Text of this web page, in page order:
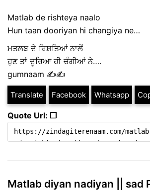
Matlab de rishteya naalo
Hun taan dooriyan hi changiya ne…
ਮਤਲਬ ਦੇ ਰਿਸ਼ਤਿਆਂ ਨਾਲੋਂ
ਹੁਣ ਤਾਂ ਦੂਰਿਆ ਹੀ ਚੰਗੀਆਂ ਨੇ….
gumnaam ✍️✍️
Translate Facebook Whatsapp
Quote Url: ❐
Matlab diyan nadiyan || sad